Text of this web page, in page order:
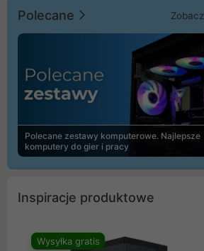
Polecane
Polecane zestawy komputerowe. Najlepsze
komputery do gier i pracy
Inspiracje produktowe
Wysyłka gratis